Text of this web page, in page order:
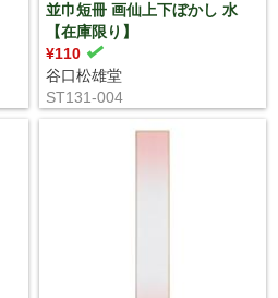
並巾短冊 画仙上下ぼかし 水
【在庫限り】
¥110
谷口松雄堂
ST131-004